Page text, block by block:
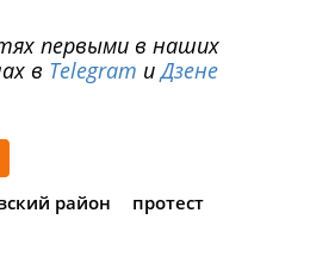
первыми в наших
в Telegram иДзене
район
протест